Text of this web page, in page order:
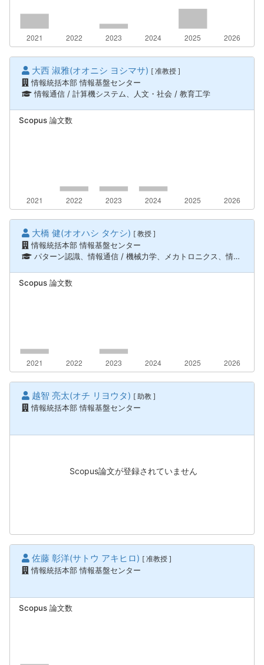
大西 淑雅(オオニシ ヨシマサ) [ 准教授 ]
情報統括本部 情報基盤センター
情報通信 / 計算機システム、人文・社会 / 教育工学
Scopus 論文数
大橋 健(オオハシ タケシ) [ 教授 ]
情報統括本部 情報基盤センター
パターン認識、情報通信 / 機械力学、メカトロニクス、情報通信 / ロボティクス、知能機械システム
Scopus 論文数
越智 亮太(オチ リヨウタ) [ 助教 ]
情報統括本部 情報基盤センター
Scopus論文が登録されていません
佐藤 彰洋(サトウ アキヒロ) [ 准教授 ]
情報統括本部 情報基盤センター
Scopus 論文数